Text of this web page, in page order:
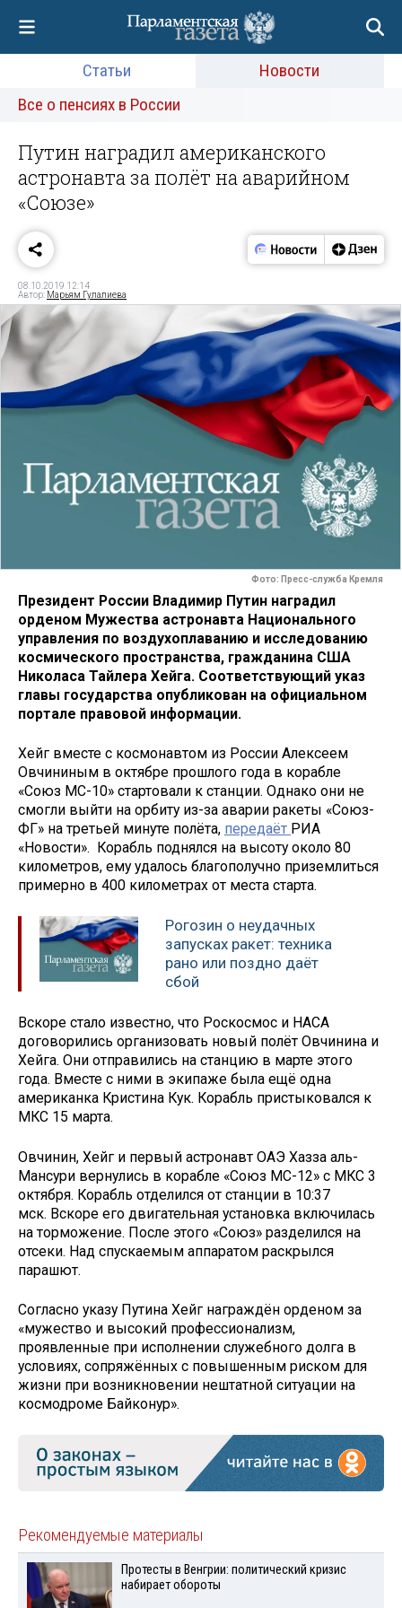
Статьи
Новости
Все о пенсиях в России
Путин наградил американского
астронавта за полёт на аварийном
«Союзе»
08.10.2019 12:14
Автор: Марьям Гулалиева
Фото: Пресс-служба Кремля
Президент России Владимир Путин наградил
орденом Мужества астронавта Национального
управления по воздухоплаванию и исследованию
космического пространства, гражданина США
Николаса Тайлера Хейга. Соответствующий указ
главы государства опубликован на официальном
портале правовой информации.
Хейг вместе с космонавтом из России Алексеем
Овчининым в октябре прошлого года в корабле
«Союз МС-10» стартовали к станции. Однако они не
смогли выйти на орбиту из-за аварии ракеты «Союз-
ФГ» на третьей минуте полёта, передаёт РИА
«Новости». Корабль поднялся на высоту около 80
километров, ему удалось благополучно приземлиться
примерно в 400 километрах от места старта.
Рогозин о неудачных
запусках ракет: техника
рано или поздно даёт
сбой
Вскоре стало известно, что Роскосмос и НАСА
договорились организовать новый полёт Овчинина и
Хейга. Они отправились на станцию в марте этого
года. Вместе с ними в экипаже была ещё одна
американка Кристина Кук. Корабль пристыковался к
МКС 15 марта.
Овчинин, Хейг и первый астронавт ОАЭ Хазза аль-
Мансури вернулись в корабле «Союз МС-12» с МКС 3
октября. Корабль отделился от станции в 10:37
мск. Вскоре его двигательная установка включилась
на торможение. После этого «Союз» разделился на
отсеки. Над спускаемым аппаратом раскрылся
парашют.
Согласно указу Путина Хейг награждён орденом за
«мужество и высокий профессионализм,
проявленные при исполнении служебного долга в
условиях, сопряжённых с повышенным риском для
жизни при возникновении нештатной ситуации на
космодроме Байконур».
Рекомендуемые материалы
Протесты в Венгрии: политический кризис
набирает обороты